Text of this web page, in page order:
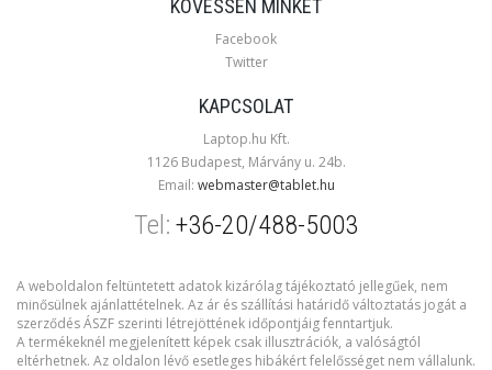
KÖVESSEN MINKET
Facebook
Twitter
KAPCSOLAT
Laptop.hu Kft.
1126 Budapest, Márvány u. 24b.
Email: webmaster@tablet.hu
Tel: +36-20/488-5003
A weboldalon feltüntetett adatok kizárólag tájékoztató jellegűek, nem
minősülnek ajánlattételnek. Az ár és szállítási határidő változtatás jogát a
szerződés ÁSZF szerinti létrejöttének időpontjáig fenntartjuk.
A termékeknél megjelenített képek csak illusztrációk, a valóságtól
eltérhetnek. Az oldalon lévő esetleges hibákért felelősséget nem vállalunk.